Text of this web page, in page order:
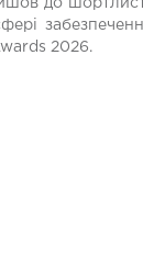
до
2026.